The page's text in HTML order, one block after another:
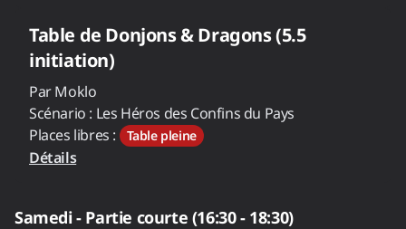
Table de Donjons & Dragons (5.5
initiation)
ParMoklo
Scénario : Les Héros des Confins du Pays
Places libres :
Table pleine
Détails
Samedi - Partie courte (16:30 - 18:30)